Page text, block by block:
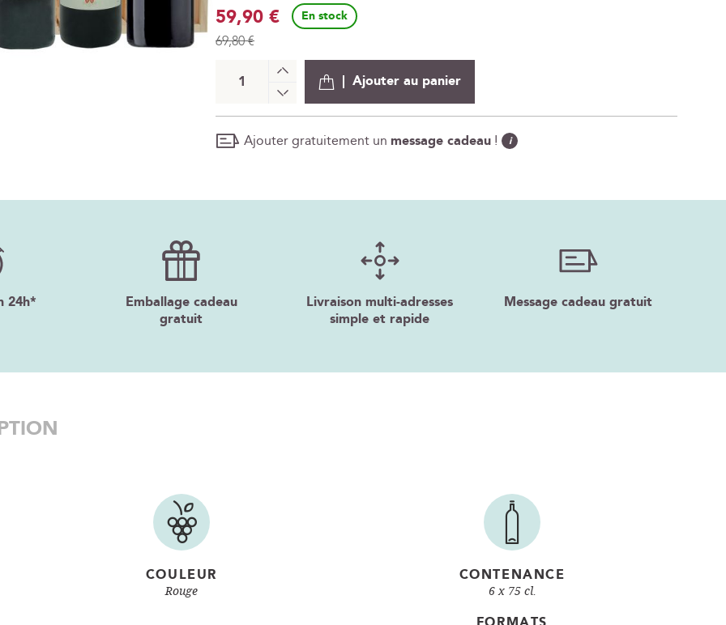
Prix
Spécial
59,90 €
69,80 €
En stock
+
-
Ajouter au panier
Ajouter gratuitement un message cadeau ! i
24h*
Emballage cadeau
gratuit
Livraison multi-adresses
simple et rapide
Message cadeau gratuit
COULEUR
Rouge
CONTENANCE
6 x 75 cl.